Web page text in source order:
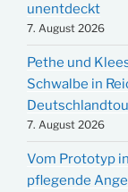
unentdeckt
7. August 2026
Pethe und
Schwalbe in
7. August 2026
Vom Prototyp
pflegende